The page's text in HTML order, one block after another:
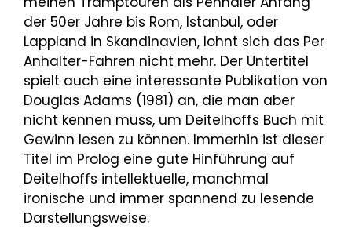
der 50er Jahre bis Rom, Istanbul, oder
Lappland in Skandinavien, lohnt sich das Per
Anhalter-Fahren nicht mehr. Der Untertitel
spielt auch eine interessante Publikation von
Douglas Adams (1981) an, die man aber
nicht kennen muss, um Deitelhoffs Buch mit
Gewinn lesen zu können. Immerhin ist dieser
Titel im Prolog eine gute Hinführung auf
Deitelhoffs intellektuelle, manchmal
ironische und immer spannend zu lesende
Darstellungsweise.